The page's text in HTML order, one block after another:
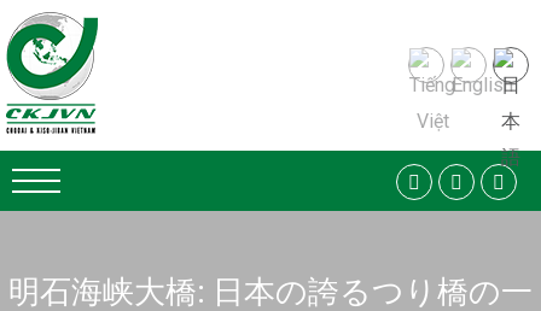
明石海峡大橋: 日本の誇るつり橋の一